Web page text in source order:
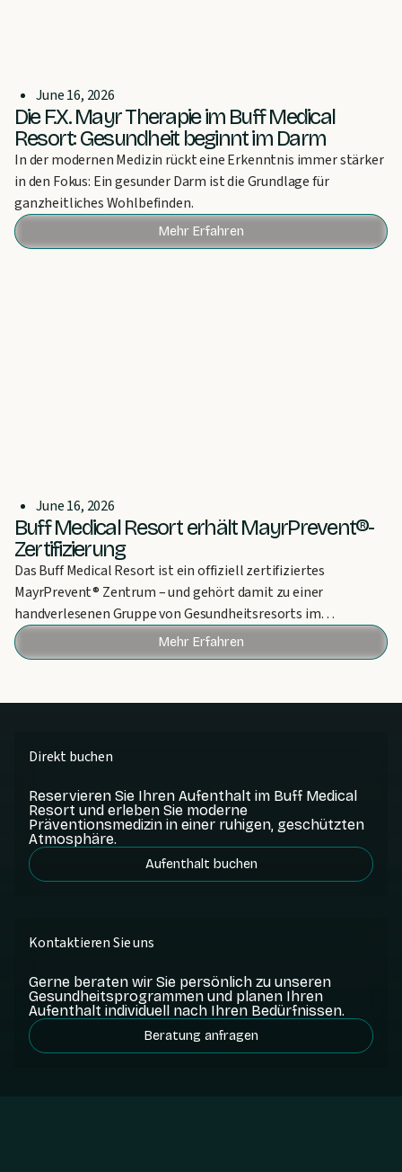
June 16, 2026
Die F.X. Mayr Therapie im Buff Medical
Resort: Gesundheit beginnt im Darm
In der modernen Medizin rückt eine Erkenntnis immer stärker
in den Fokus: Ein gesunder Darm ist die Grundlage für
ganzheitliches Wohlbefinden.
Mehr Erfahren
June 16, 2026
Buff Medical Resort erhält MayrPrevent®-
Zertifizierung
Das Buff Medical Resort ist ein offiziell zertifiziertes
MayrPrevent® Zentrum – und gehört damit zu einer
handverlesenen Gruppe von Gesundheitsresorts im
deutschsprachigen Raum, die diese Auszeichnung tragen
dürfen.
Mehr Erfahren
Direkt buchen
Reservieren Sie Ihren Aufenthalt im Buff Medical
Resort und erleben Sie moderne
Präventionsmedizin in einer ruhigen, geschützten
Atmosphäre.
Aufenthalt buchen
Kontaktieren Sie uns
Gerne beraten wir Sie persönlich zu unseren
Gesundheitsprogrammen und planen Ihren
Aufenthalt individuell nach Ihren Bedürfnissen.
Beratung anfragen